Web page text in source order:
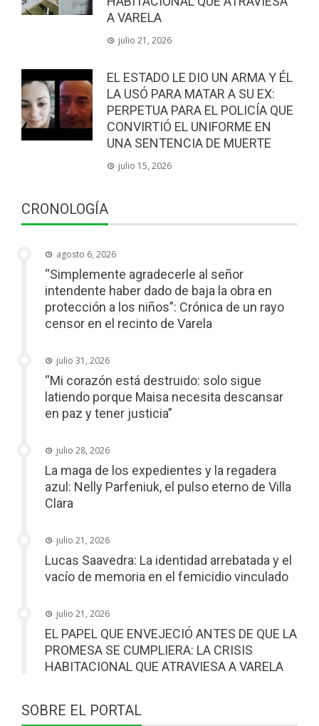
A VARELA
julio 21, 2026
EL ESTADO LE DIO UN ARMA Y ÉL
LA USÓ PARA MATAR A SU EX:
PERPETUA PARA EL POLICÍA QUE
CONVIRTIÓ EL UNIFORME EN
UNA SENTENCIA DE MUERTE
julio 15, 2026
CRONOLOGÍA
agosto 6, 2026
“Simplemente agradecerle al señor
intendente haber dado de baja la obra en
protección a los niños”: Crónica de un rayo
censor en el recinto de Varela
julio 31, 2026
“Mi corazón está destruido: solo sigue
latiendo porque Maisa necesita descansar
en paz y tener justicia”
julio 28, 2026
La maga de los expedientes y la regadera
azul: Nelly Parfeniuk, el pulso eterno de Villa
Clara
julio 21, 2026
Lucas Saavedra: La identidad arrebatada y el
vacío de memoria en el femicidio vinculado
julio 21, 2026
EL PAPEL QUE ENVEJECIÓ ANTES DE QUE LA
PROMESA SE CUMPLIERA: LA CRISIS
HABITACIONAL QUE ATRAVIESA A VARELA
SOBRE EL PORTAL